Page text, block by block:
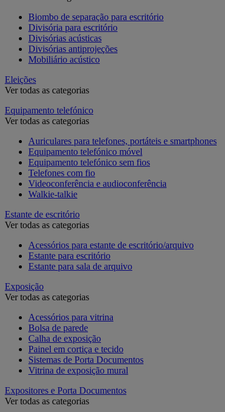
Biombo de separação para escritório
Divisória para escritório
Divisórias acústicas
Divisórias antiprojeções
Mobiliário acústico
Eleições
Ver todas as categorias
Equipamento telefónico
Ver todas as categorias
Auriculares para telefones, portáteis e smartphones
Equipamento telefónico móvel
Equipamento telefónico sem fios
Telefones com fio
Videoconferência e audioconferência
Walkie-talkie
Estante de escritório
Ver todas as categorias
Acessórios para estante de escritório/arquivo
Estante para escritório
Estante para sala de arquivo
Exposição
Ver todas as categorias
Acessórios para vitrina
Bolsa de parede
Calha de exposição
Painel em cortiça e tecido
Sistemas de Porta Documentos
Vitrina de exposição mural
Expositores e Porta Documentos
Ver todas as categorias